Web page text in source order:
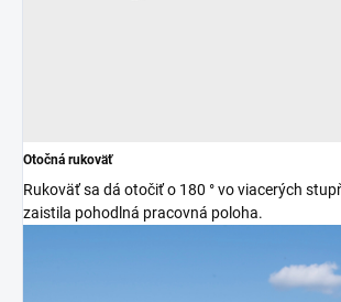
Otočná rukoväť
Rukoväť sa dá otočiť o 180 ° vo viacerých
zaistila pohodlná pracovná poloha.